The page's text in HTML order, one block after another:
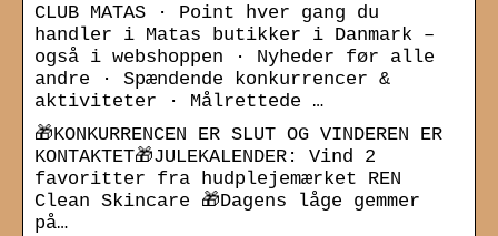
CLUB MATAS · Point hver gang du
handler i Matas butikker i Danmark –
også i webshoppen · Nyheder før alle
andre · Spændende konkurrencer &
aktiviteter · Målrettede …
🎁KONKURRENCEN ER SLUT OG VINDEREN ER
KONTAKTET🎁JULEKALENDER: Vind 2
favoritter fra hudplejemærket REN
Clean Skincare 🎁Dagens låge gemmer
på…